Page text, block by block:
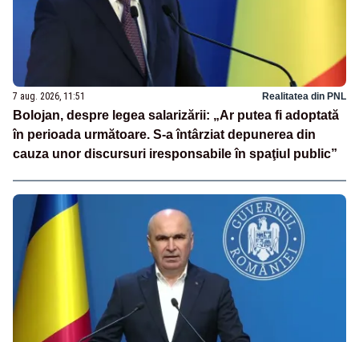
7 aug. 2026, 11:51 Realitatea din PNL
Bolojan, despre legea salarizării: „Ar putea fi adoptată
în perioada următoare. S-a întârziat depunerea din
cauza unor discursuri iresponsabile în spaţiul public”